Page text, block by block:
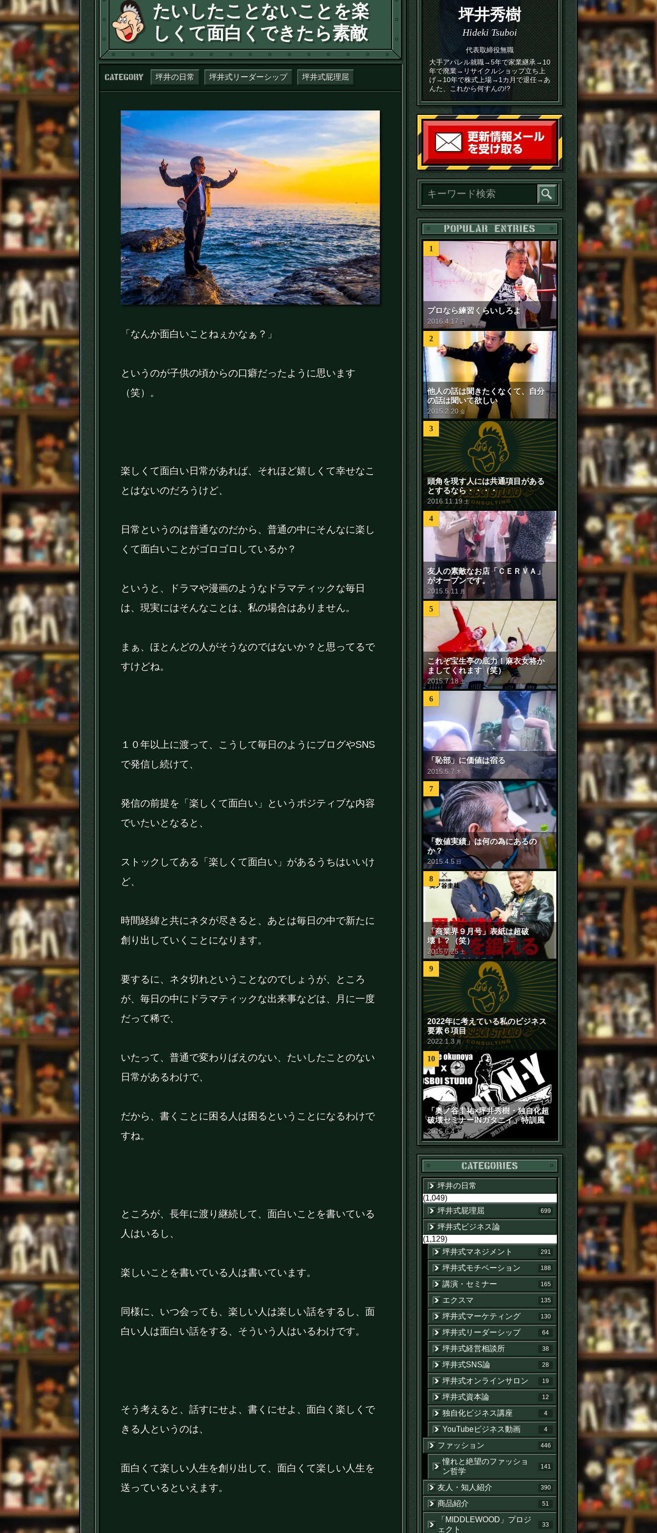
たいしたことないことを楽
しくて面白くできたら素敵
カテゴリー：
坪井の日常 坪井式リーダーシップ 坪井式屁理屈
「なんか面白いことねぇかなぁ？」
というのが子供の頃からの口癖だったように思います
（笑）。
楽しくて面白い日常があれば、それほど嬉しくて幸せなこ
とはないのだろうけど、
日常というのは普通なのだから、普通の中にそんなに楽し
くて面白いことがゴロゴロしているか？
というと、ドラマや漫画のようなドラマティックな毎日
は、現実にはそんなことは、私の場合はありません。
まぁ、ほとんどの人がそうなのではないか？と思ってるで
すけどね。
１０年以上に渡って、こうして毎日のようにブログやSNS
で発信し続けて、
発信の前提を「楽しくて面白い」というポジティブな内容
でいたいとなると、
ストックしてある「楽しくて面白い」があるうちはいいけ
ど、
時間経緯と共にネタが尽きると、あとは毎日の中で新たに
創り出していくことになります。
要するに、ネタ切れということなのでしょうが、ところ
が、毎日の中にドラマティックな出来事などは、月に一度
だって稀で、
いたって、普通で変わりばえのない、たいしたことのない
日常があるわけで、
だから、書くことに困る人は困るということになるわけで
すね。
ところが、長年に渡り継続して、面白いことを書いている
人はいるし、
楽しいことを書いている人は書いています。
同様に、いつ会っても、楽しい人は楽しい話をするし、面
白い人は面白い話をする、そういう人はいるわけです。
そう考えると、話すにせよ、書くにせよ、面白く楽しくで
きる人というのは、
面白くて楽しい人生を創り出して、面白くて楽しい人生を
送っているといえます。
坪井秀樹
Hideki Tsuboi
代表取締役無職
大手アパレル就職→5年で家業継承→10
年で廃業→リサイクルショップ立ち上
げ→10年で株式上場→1カ月で退任→あ
んた、これから何すんの!?
読者登録
POPULAR ENTRIES
1
プロなら練習くらいしろよ
2016 .4.17 日
2
他人の話は聞きたくなくて、自分
の話は聞いて欲しい
2015 2 20 金
3
頭角を現す人には共通項目がある
とするなら・・・・
2016.11.19 土
4
友人の素敵なお店「ＣＥＲＶＡ」
がオープンです。
2015 5.11 月
5
これぞ宝生亭の底力！麻衣女将か
ましてくれます（笑）
2015.7.18 土
6
「恥部」に価値は宿る
2015 .5 .7 木
7
「数値実績」は何の為にあるの
か？
2015 .4.5 日
8
「商業界９月号」表紙は超破
壊！？（笑）
2015.7.25 土
9
2022年に考えている私のビジネス
要素６項目
2022.1 .3 月
10
「奥ノ谷圭祐×坪井秀樹・独自化超
破壊セミナーINガタニイ」特訓風
景動画（苦笑）
2015.6.4 木
カテゴリー
坪井の日常
(1,049)
坪井式屁理屈
699
坪井式ビジネス論
(1,129)
坪井式マネジメント
291
坪井式モチベーション 188
講演・セミナー 165
エクスマ 135
坪井式マーケティング 130
坪井式リーダーシップ 64
坪井式経営相談所 38
坪井式SNS論 28
坪井式オンラインサロン 19
坪井式資本論 12
独自化ビジネス講座 4
YouTubeビジネス動画 4
ファッション 446
憧れと絶望のファッショ
ン哲学
141
友人・知人紹介 390
商品紹介 51
「MIDDLEWOOD」プロジ
ェクト
33